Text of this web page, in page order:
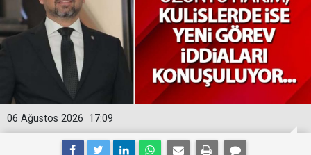
17:09
06 Ağustos 2026